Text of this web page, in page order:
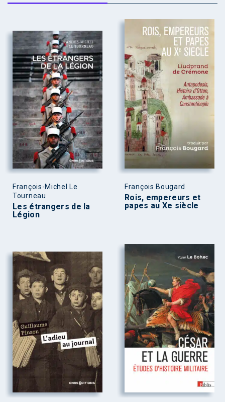
François-Michel Le
Tourneau
Les étrangers de la
Légion
François Bougard
Rois, empereurs et
papes au Xe siècle